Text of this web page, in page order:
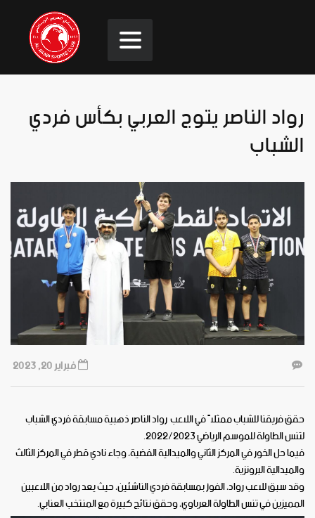
رواد الناصر يتوج العربي بكأس فردي
الشباب
فبراير 20, 2023
حقق فريقنا للشباب ممثلاً في اللاعب رواد الناصر ذهبية مسابقة فردي الشباب
لتنس الطاولة للموسم الرياضي 2022/2023.
فيما حل الخور في المركز الثاني والميدالية الفضية، وجاء نادي قطر في المركز الثالث
والميدالية البرونزية.
وقد سبق للاعب رواد، الفوز بمسابقة فردي الناشئين، حيث يعد رواد من اللاعبين
المميزين في تنس الطاولة العرباوي، وحقق نتائج كبيرة مع المنتخب العنابي.